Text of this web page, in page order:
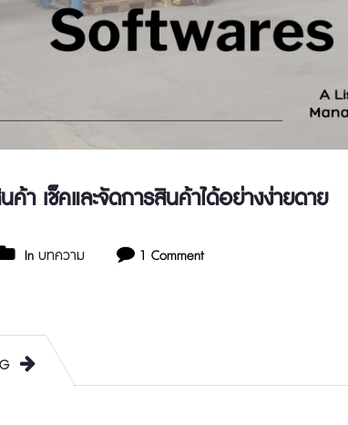
า เช็คและจัดการสินค้าได้อย่างง่ายดาย
In บทความ 1 Comment